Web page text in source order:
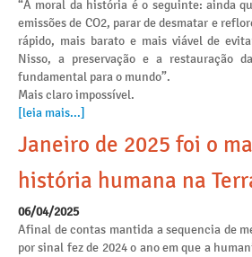
“A moral da história é o seguinte: ainda
emissões de CO2, parar de desmatar e
rápido, mais barato e mais viável de
Nisso, a preservação e a restauração
fundamental para o mundo”.
Mais claro impossível.
[leia mais...]
Janeiro de 2025 foi o
história humana na
06/04/2025
Afinal de contas mantida a sequencia de
por sinal fez de 2024 o ano em que a